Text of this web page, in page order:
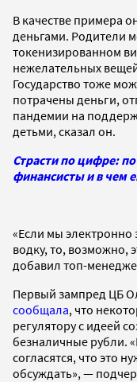
В качестве примера
деньгами. Родители
токенизированном
нежелательных
Государство тоже
потрачены деньги,
пандемии на
детьми, сказал он.
Страсти по цифре:
финансисты и в чем
«Если мы электронно
водку, то, возможно,
добавил топ-
Первый зампред ЦБ
сообщала, что
регулятору с идеей
безналичные рубли.
согласятся, что это
обсуждать», —